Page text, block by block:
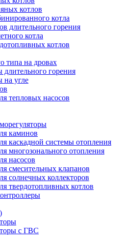
котлов
котла
длительного горения
котла
котлов
типа на дровах
горения
угле
тепловых насосов
каминов
каскадной системы отопления
многозонального отопления
насосов
смесительных клапанов
солнечных коллекторов
твердотопливных котлов
с ГВС